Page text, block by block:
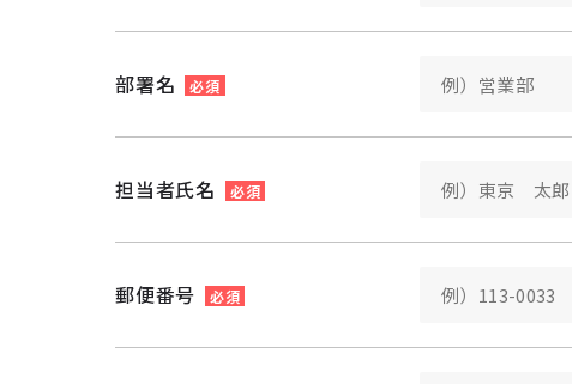
部署名 必須
担当者氏名 必須
郵便番号 必須